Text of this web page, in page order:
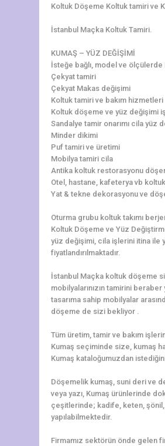
Koltuk Döşeme Koltuk tamiri ve
İstanbul Maçka Koltuk Tamiri.
KUMAŞ – YÜZ DEĞİŞİMİ
İsteğe bağlı, model ve ölçülerde
Çekyat tamiri
Çekyat Makas değişimi
Koltuk tamiri ve bakım hizmetleri
Koltuk döşeme ve yüz değişimi
Sandalye tamir onarımı cila yüz
Minder dikimi
Puf tamiri ve üretimi
Mobilya tamiri cila
Antika koltuk restorasyonu
Otel, hastane, kafeterya vb
Yat & tekne dekorasyonu ve
Oturma grubu koltuk takımı
Koltuk Döşeme ve Yüz
yüz değişimi, cila işlerini itina ile
fiyatlandırılmaktadır.
İstanbul Maçka koltuk döşeme
mobilyalarınızın tamirini
tasarıma sahip mobilyalar
döşeme de sizi bekliyor .
Tüm üretim, tamir ve bakım
Kumaş seçiminde size, kumaş
Kumaş kataloğumuzdan
Döşemelik kumaş, suni deri ve
veya yazı, Kumaş ürünlerinde
çeşitlerinde; kadife, keten,
yapılabilmektedir.
Firmamız sektörün önde gelen